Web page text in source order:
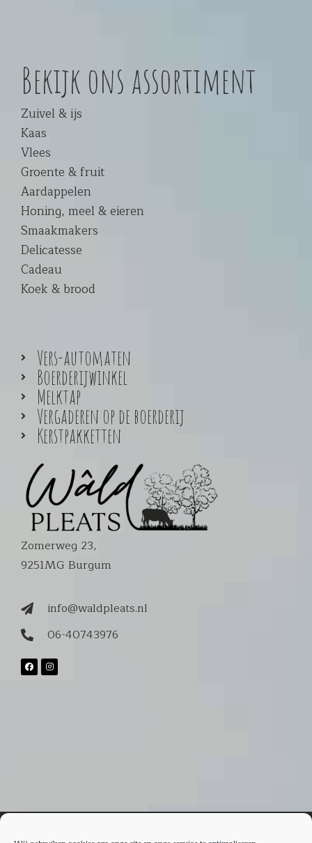
Bekijk ons assortiment
Zuivel & ijs
Kaas
Vlees
Groente & fruit
Aardappelen
Honing, meel & eieren
Smaakmakers
Delicatesse
Cadeau
Koek & brood
Vers-automaten
Boerderijwinkel
Melktap
Vergaderen op de boerderij
Kerstpakketten
Zomerweg 23,
9251MG Burgum
info@waldpleats.nl
06-40743976
Keurmerken en certificaten